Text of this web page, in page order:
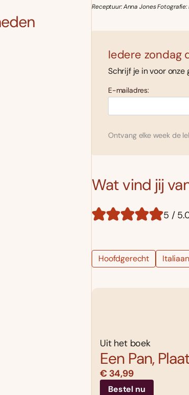
Receptuur: Anna Jones
Iedere zondag
Schrijf je in voor
E-mailadres:
Ontvang elke week de
Wat vind jij
5 /
Hoofdgerecht
Uit het boek
Een Pan,
€ 34,99
Bestel nu